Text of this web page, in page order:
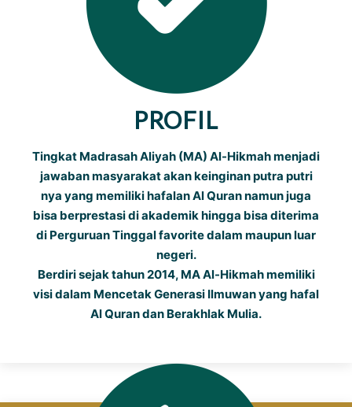
PROFIL
Tingkat Madrasah Aliyah (MA) Al-Hikmah menjadi
jawaban masyarakat akan keinginan putra putri
nya yang memiliki hafalan Al Quran namun juga
bisa berprestasi di akademik hingga bisa diterima
di Perguruan Tinggal favorite dalam maupun luar
negeri.
Berdiri sejak tahun 2014, MA Al-Hikmah memiliki
visi dalam Mencetak Generasi Ilmuwan yang hafal
Al Quran dan Berakhlak Mulia.